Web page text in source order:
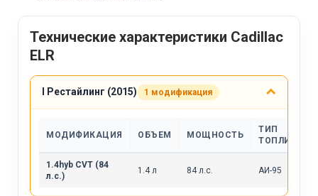
Технические характеристики Cadillac
ELR
I Рестайлинг (2015) 1 модификация
МОДИФИКАЦИЯ ОБЪЕМ МОЩНОСТЬ
ТИП
ТОПЛИВА
1.4hyb CVT (84
л.с.)
1.4 л 84 л.с. АИ-95